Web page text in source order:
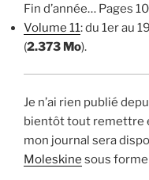
Fin d’année… Pages
Volume 11: du 1er au
(2.373 Mo).
Je n’ai rien publié
bientôt tout remettre
mon journal sera
Moleskine sous